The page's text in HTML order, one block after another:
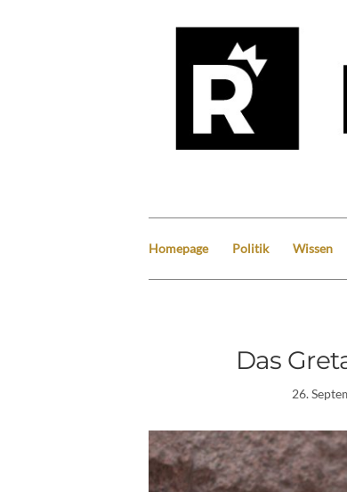
Homepage Politik Wissen
Das
26.